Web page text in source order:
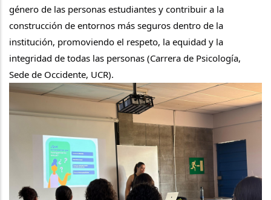
género de las personas estudiantes y contribuir a la
construcción de entornos más seguros dentro de la
institución, promoviendo el respeto, la equidad y la
integridad de todas las personas (Carrera de Psicología,
Sede de Occidente, UCR).